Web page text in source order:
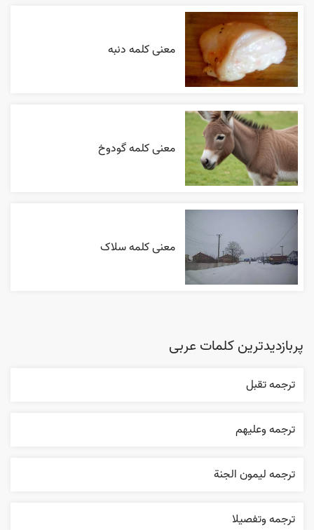
معنی کلمه دنبه
معنی کلمه گودوخ
معنی کلمه سلاک
پربازدیدترین کلمات عربی
ترجمه تقبل
ترجمه وعليهم
ترجمه ليمون الجنة
ترجمه وتفصيلا